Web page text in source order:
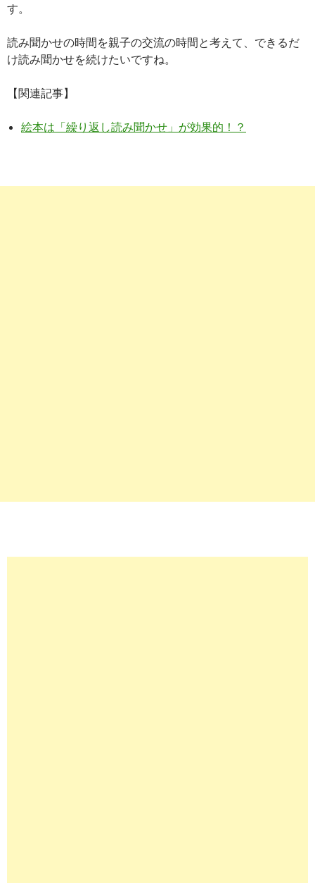
す。
読み聞かせの時間を親子の交流の時間と考えて、できるだ
け読み聞かせを続けたいですね。
【関連記事】
絵本は「繰り返し読み聞かせ」が効果的！？